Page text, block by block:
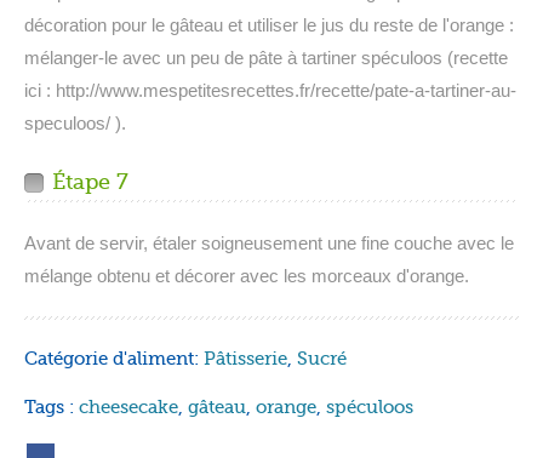
décoration pour le gâteau et utiliser le jus du reste de l'orange :
mélanger-le avec un peu de pâte à tartiner spéculoos (recette
ici : http://www.mespetitesrecettes.fr/recette/pate-a-tartiner-au-
speculoos/ ).
Étape 7
Avant de servir, étaler soigneusement une fine couche avec le
mélange obtenu et décorer avec les morceaux d'orange.
Catégorie d'aliment: Pâtisserie, Sucré
Tags : cheesecake, gâteau, orange, spéculoos